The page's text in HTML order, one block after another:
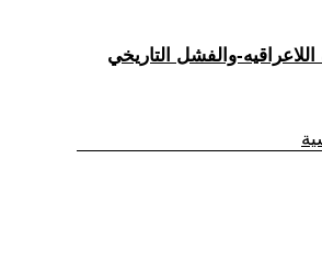
اللاعراقيه-والفشل التاريخي